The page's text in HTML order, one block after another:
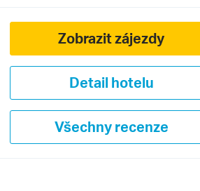
Zobrazit zájezdy
Detail hotelu
Všechny recenze